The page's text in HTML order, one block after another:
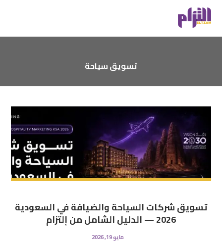
تسويق سياحة
تسويق شركات السياحة والضيافة في السعودية
2026 — الدليل الشامل من إلتزام
مايو 19, 2026